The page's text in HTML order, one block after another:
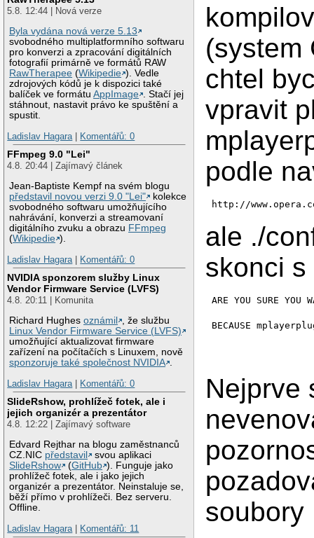
5.8. 12:44 | Nová verze
Byla vydána nová verze 5.13
svobodného multiplatformního softwaru
pro konverzi a zpracování digitálních
fotografií primárně ve formátů RAW
RawTherapee (Wikipedie ). Vedle
zdrojových kódů je k dispozici také
balíček ve formátuAppImage . Stačí jej
stáhnout, nastavit právo ke spuštění a
spustit.
Ladislav Hagara
Komentářů: 0
FFmpeg 9.0 "Lei"
4.8. 20:44 | Zajímavý článek
Jean-Baptiste Kempf na svém blogu
představil novou verzi 9.0 "Lei"
kolekce
svobodného softwaru umožňujícího
nahrávání, konverzi a streamovaní
digitálního zvuku a obrazu FFmpeg
(Wikipedie ).
Ladislav Hagara
Komentářů: 0
NVIDIA sponzorem služby Linux
Vendor Firmware Service (LVFS)
4.8. 20:11 | Komunita
Richard Hughesoznámil
, že službu
Linux Vendor Firmware Service (LVFS)
umožňující aktualizovat firmware
zařízení na počítačích s Linuxem, nově
sponzoruje také společnost NVIDIA .
Ladislav Hagara | Komentářů: 0
SlideRshow, prohlížeč fotek, ale i
jejich organizér a prezentátor
4.8. 12:22 | Zajímavý software
Edvard Rejthar na blogu zaměstnanců
CZ.NIC představil
svou aplikaci
SlideRshow
(GitHub ). Funguje jako
prohlížeč fotek, ale i jako jejich
organizér a prezentátor. Neinstaluje se,
běží přímo v prohlížeči. Bez serveru.
Offline.
Ladislav Hagara | Komentářů: 11
(system
chtel
vpravit
podle
http://
ale ./
skonci
ARE YOU SURE YOU
BECAUSE
Nejprve
soubory